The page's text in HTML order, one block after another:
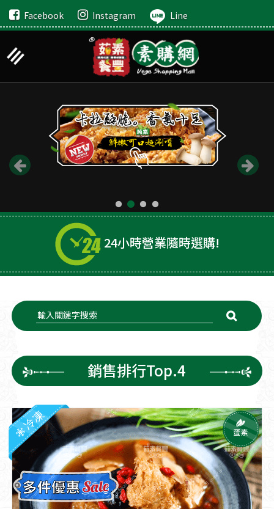
Facebook Instagram Line
24小時營業隨時選購!
銷售排行Top.4
冷凍 蛋素